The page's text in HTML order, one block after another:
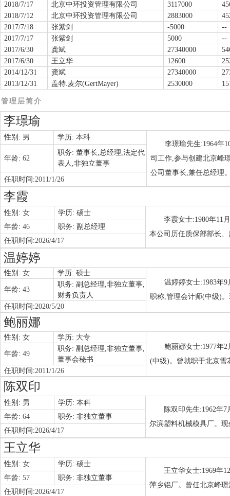
2018/7/17
北京中环投资管理有限公司 3117000
2018/7/12
北京中环投资管理有限公司 2883000
2017/7/18
张紫剑 -5000
--
2017/7/17
张紫剑 5000
--
2017/6/30
龚斌 27340000
2017/6/30
王立华 12600
2014/12/31
龚斌 27340000
2013/12/31
盖特.麦尔(GertMayer) 2530000
管理层简介
李璟瑜
性别: 男 学历: 本科
李璟瑜先生:1964年
司工作,参与创建北京峰
公司董事长,兼任总经理
年龄: 62
职务: 董事长,总经理,法定代
表人,非独立董事
任职时间:2011/1/26
李霞
性别: 女 学历: 硕士
李霞女士:1980年11
本公司历任质保部部长
年龄: 46 职务: 副总经理
任职时间:2026/4/17
温婷婷
性别: 女 学历: 硕士
温婷婷女士:1983年
职称,管理会计师(中级)
年龄: 43
职务: 副总经理,非独立董事,
财务负责人
任职时间:2020/5/20
鲍丽娜
性别: 女 学历: 大专
鲍丽娜女士:1977年
(中级)。曾就职于北京雪
年龄: 49
职务: 副总经理,非独立董事,
董事会秘书
任职时间:2011/1/26
陈双印
性别: 男 学历: 本科
陈双印先生:1962年
尔滨塑料机械模具厂。
年龄: 64 职务: 非独立董事
任职时间:2026/4/17
王立华
性别: 女 学历: 硕士
王立华女士:1969年
萍乡铝厂。曾任北京峰
年龄: 57 职务: 非独立董事
任职时间:2026/4/17